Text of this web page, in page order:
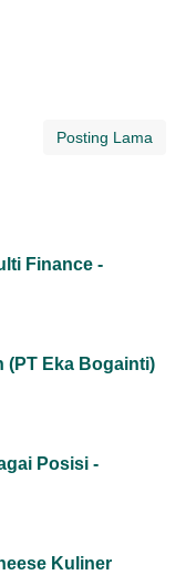
Posting Lama
Finance -
(PT Eka Bogainti)
Posisi -
Kuliner